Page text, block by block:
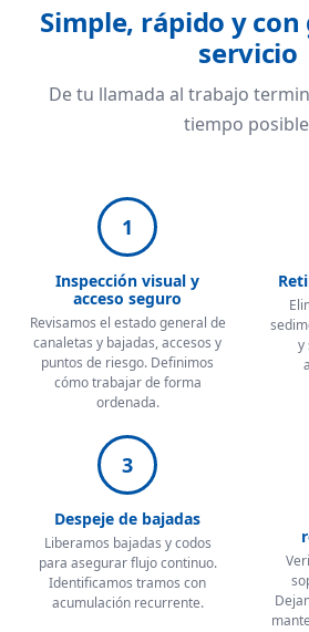
Simple, rápido y
servicio
De tu llamada al trabajo
tiempo
1
Inspección visual y
acceso seguro
Revisamos el estado general de
canaletas y bajadas, accesos y
puntos de riesgo. Definimos
cómo trabajar de forma
ordenada.
y
3
Despeje de bajadas
Liberamos bajadas y codos
para asegurar flujo continuo.
Identificamos tramos con
acumulación recurrente.